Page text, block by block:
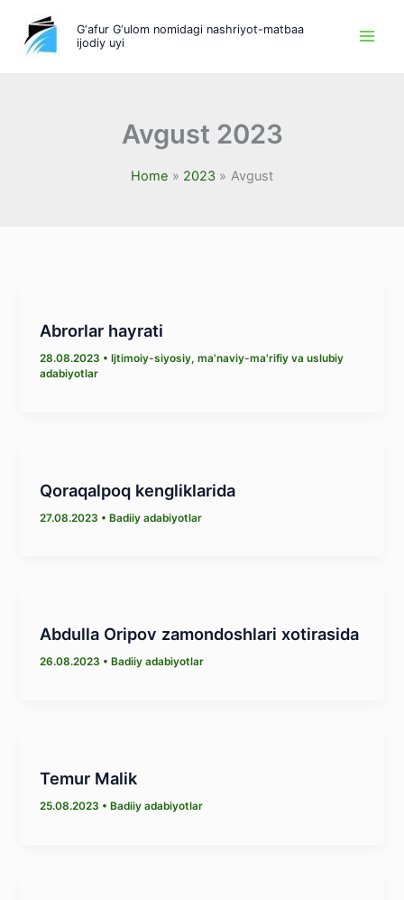
content
G‘afur G‘ulom nomidagi nashriyot-matbaa
ijodiy uyi
Avgust 2023
Home 2023 Avgust
Abrorlar hayrati
28.08.2023 •Ijtimoiy-siyosiy, ma'naviy-ma'rifiy va uslubiy
adabiyotlar
Qoraqalpoq kengliklarida
27.08.2023 •Badiiy adabiyotlar
Abdulla Oripov zamondoshlari xotirasida
26.08.2023 • Badiiy adabiyotlar
Temur Malik
25.08.2023 • Badiiy adabiyotlar